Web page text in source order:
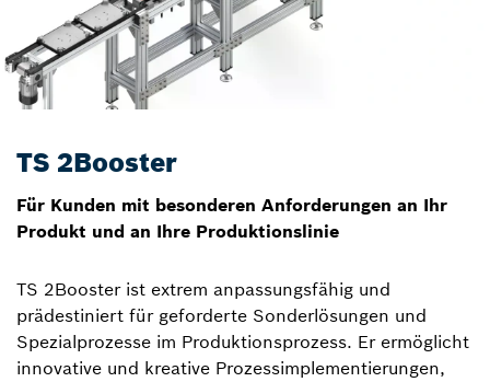
TS 2Booster
Für Kunden mit besonderen Anforderungen an Ihr
Produkt und an Ihre Produktionslinie
TS 2Booster ist extrem anpassungsfähig und
prädestiniert für geforderte Sonderlösungen und
Spezialprozesse im Produktionsprozess. Er ermöglicht
innovative und kreative Prozessimplementierungen,